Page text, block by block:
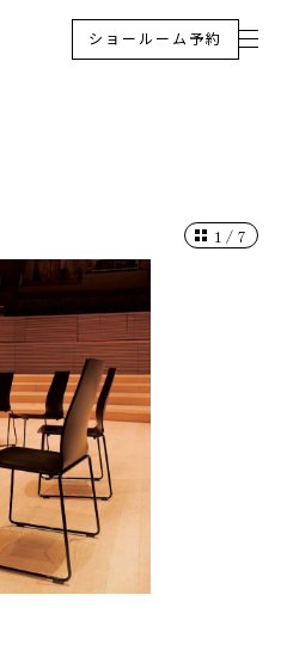
ショールーム予約
1 /7